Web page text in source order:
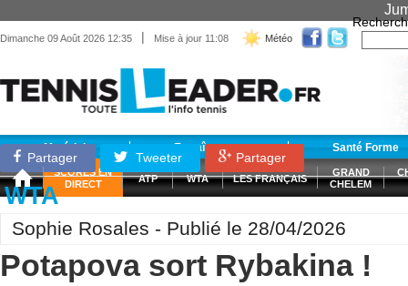
Dimanche 09 Août 2026 12:35 | Mise à jour 11:08 Météo
Matériel Entraînement Santé Forme
SCORES EN
DIRECT
ATP WTA LES FRANÇAIS
GRAND
CHELEM
Partager Tweeter Partager
WTA
Sophie Rosales - Publié le 28/04/2026
Potapova sort Rybakina !